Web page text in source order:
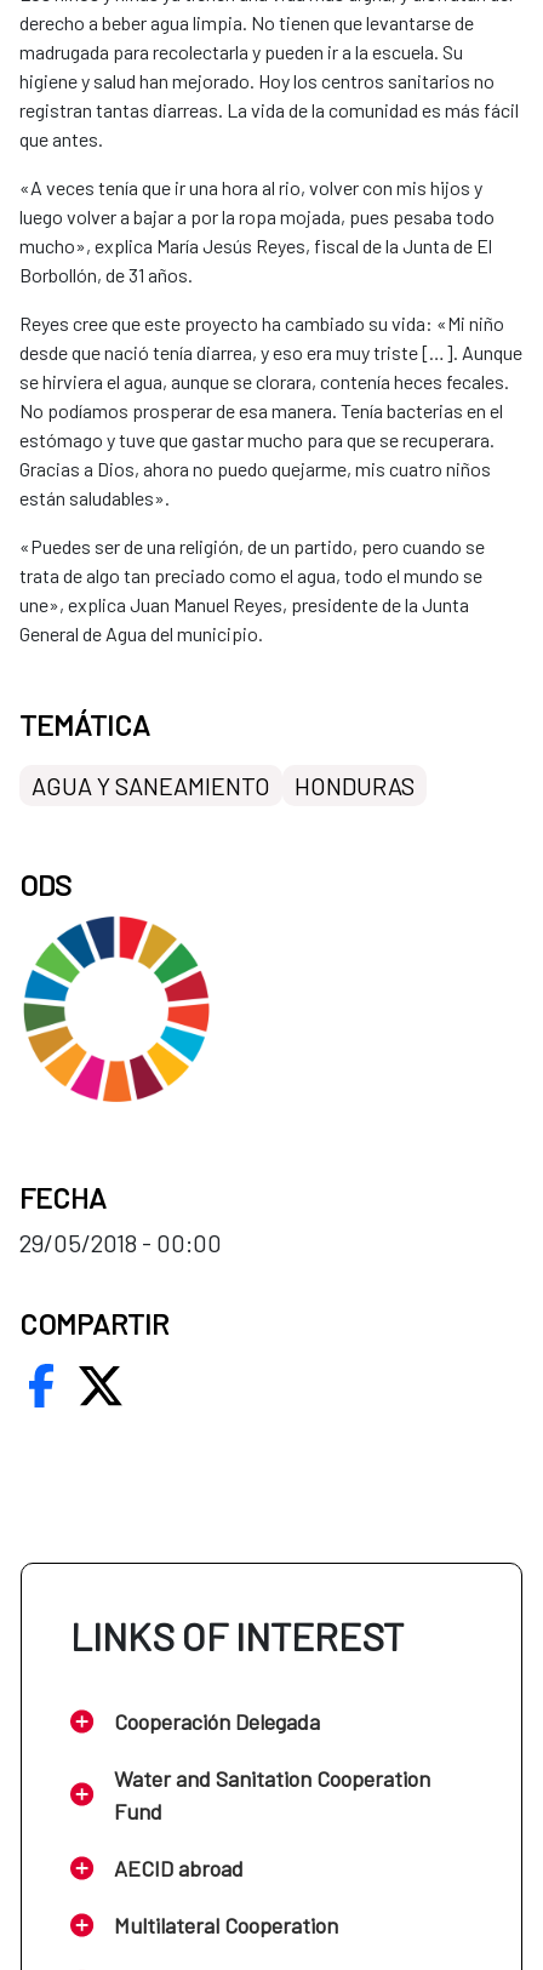
derecho a beber agua limpia. No tienen que levantarse de
madrugada para recolectarla y pueden ir a la escuela. Su
higiene y salud han mejorado. Hoy los centros sanitarios no
registran tantas diarreas. La vida de la comunidad es más fácil
que antes.
«A veces tenía que ir una hora al rio, volver con mis hijos y
luego volver a bajar a por la ropa mojada, pues pesaba todo
mucho», explica María Jesús Reyes, fiscal de la Junta de El
Borbollón, de 31 años.
Reyes cree que este proyecto ha cambiado su vida: «Mi niño
desde que nació tenía diarrea, y eso era muy triste […]. Aunque
se hirviera el agua, aunque se clorara, contenía heces fecales.
No podíamos prosperar de esa manera. Tenía bacterias en el
estómago y tuve que gastar mucho para que se recuperara.
Gracias a Dios, ahora no puedo quejarme, mis cuatro niños
están saludables».
«Puedes ser de una religión, de un partido, pero cuando se
trata de algo tan preciado como el agua, todo el mundo se
une», explica Juan Manuel Reyes, presidente de la Junta
General de Agua del municipio.​
TEMÁTICA
AGUA Y SANEAMIENTO HONDURAS
ODS
FECHA
29/05/2018 - 00:00
COMPARTIR
LINKS OF INTEREST
Cooperación Delegada
Water and Sanitation Cooperation
Fund
AECID abroad
Multilateral Cooperation